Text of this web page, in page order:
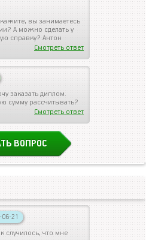
вы занимаетесь
А можно сделать у
справку? Антон
Смотреть ответ
заказать диплом.
сумму рассчитывать?
Смотреть ответ
ВОПРОС
21
случилось, что мне